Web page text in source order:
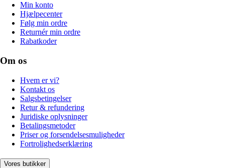
Min konto
Hjælpecenter
Følg min ordre
Returnér min ordre
Rabatkoder
Om os
Hvem er vi?
Kontakt os
Salgsbetingelser
Retur & refundering
Juridiske oplysninger
Betalingsmetoder
Priser og forsendelsesmuligheder
Fortrolighedserklæring
Vores butikker